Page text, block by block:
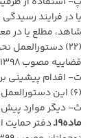
یا در فرایند
(۲۲)
قضاییه مصوب ۱۳۹۸؛
ت- اقدام پیشینی
(۶) این دستورالعمل ؛
ث- دیگر موارد
ماده۱۹ـ
دفتر حمایت